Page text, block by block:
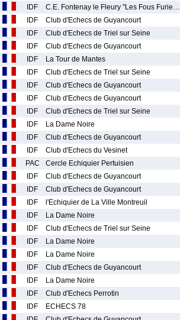
IDF C.E. Fontenay le Fleury "Les Fous Furie…
IDF Club d'Echecs de Guyancourt
IDF Club d'Echecs de Triel sur Seine
IDF Club d'Echecs de Guyancourt
IDF La Tour de Mantes
IDF Club d'Echecs de Triel sur Seine
IDF Club d'Echecs de Guyancourt
IDF Club d'Echecs de Guyancourt
IDF Club d'Echecs de Triel sur Seine
IDF La Dame Noire
IDF Club d'Echecs de Guyancourt
IDF Club d'Echecs du Vesinet
PAC Cercle Echiquier Pertuisien
IDF Club d'Echecs de Guyancourt
IDF Club d'Echecs de Guyancourt
IDF l'Echiquier de La Ville Montreuil
IDF La Dame Noire
IDF Club d'Echecs de Triel sur Seine
IDF La Dame Noire
IDF La Dame Noire
IDF Club d'Echecs de Guyancourt
IDF La Dame Noire
IDF Club d'Echecs Perrotin
IDF ECHECS 78